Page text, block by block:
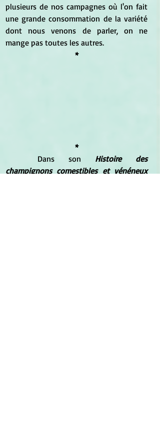
plusieurs de nos campagnes où l'on fait
une grande consommation de la variété
dont nous venons de parler, on ne
mange pas toutes les autres.
*
*
	Dans son
Histoire des
champignons comestibles et vénéneux